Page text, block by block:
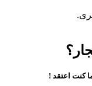
كنت اعتقد !